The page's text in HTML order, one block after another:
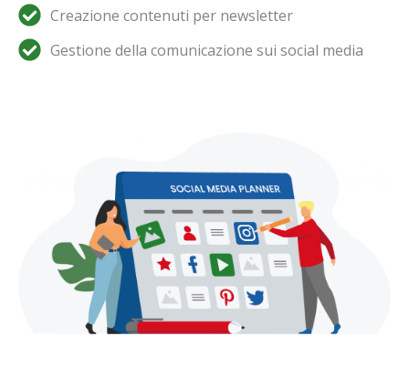
Creazione contenuti per newsletter
Gestione della comunicazione sui social media